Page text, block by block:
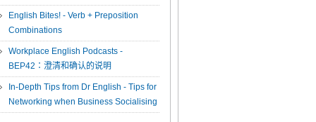
English Bites! - Verb + Preposition
Combinations
Workplace English Podcasts -
BEP42：澄清和确认的说明
In-Depth Tips from Dr English - Tips for
Networking when Business Socialising